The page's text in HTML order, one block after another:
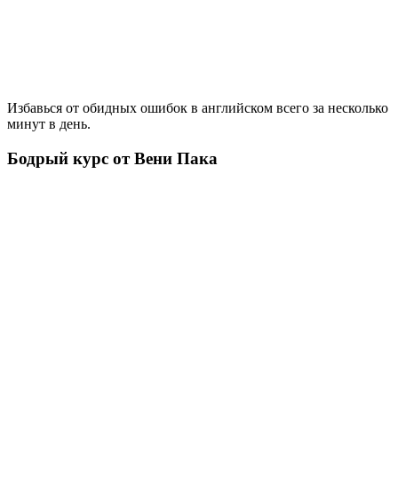
Избавься от обидных ошибок в английском всего за несколько
минут в день.
Бодрый курс от Вени Пака